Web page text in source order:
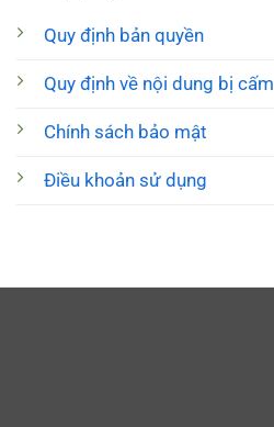
Quy định bản quyền
Quy định về nội dung bị cấm
Chính sách bảo mật
Điều khoản sử dụng